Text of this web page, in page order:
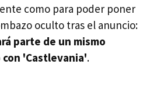
como para poder poner
oculto tras el anuncio:
parte de un mismo
'Castlevania'.